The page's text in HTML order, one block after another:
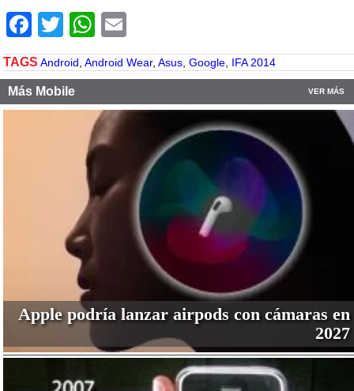
Facebook
TwitterWhatsApp
TAGS Android, Android Wear, Asus, Google, IFA 2014
Más Mobile VER MÁS
Apple podría lanzar airpods con cámaras en
2027